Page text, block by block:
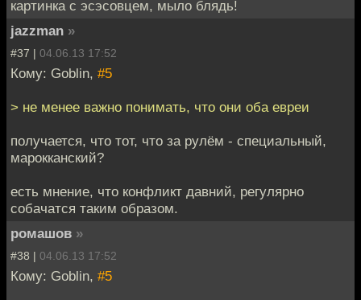
картинка с эсэсовцем, мыло блядь!
jazzman »
#37 | 04.06.13 17:52
Кому: Goblin, #5
> не менее важно понимать, что они оба евреи
получается, что тот, что за рулём - специальный,
марокканский?
есть мнение, что конфликт давний, регулярно
собачатся таким образом.
ромашов »
#38 | 04.06.13 17:52
Кому: Goblin, #5